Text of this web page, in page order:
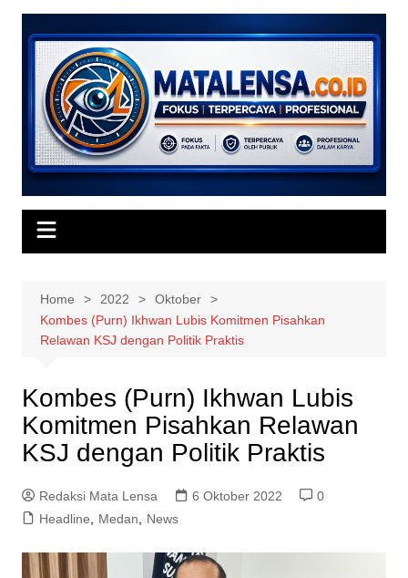
Skip
content
Home 2022
Oktober
Kombes (Purn) Ikhwan Lubis Komitmen Pisahkan
Relawan KSJ dengan Politik Praktis
Kombes (Purn) Ikhwan Lubis
Komitmen Pisahkan Relawan
KSJ dengan Politik Praktis
Redaksi Mata Lensa 6 Oktober 2022
0
Headline
Medan News